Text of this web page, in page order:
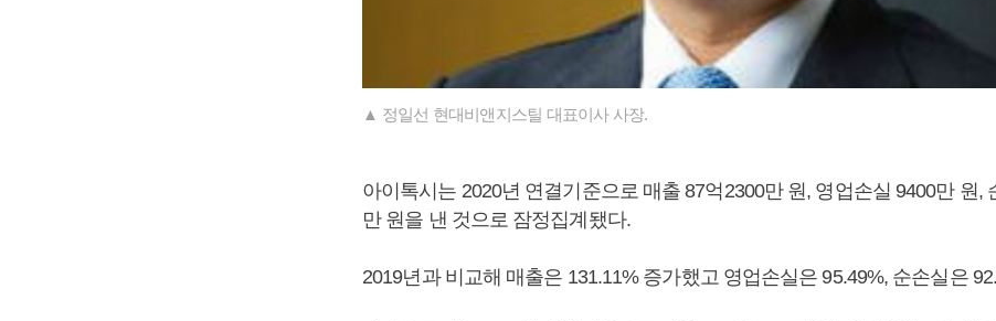
▲ 정일선 현대비앤지스틸 대표이사 사장.
아이톡시는 2020년 연결기준으로 매출 87억2300만 원, 영업손실 9400만 원,
만 원을 낸 것으로 잠정집계됐다.
2019년과 비교해 매출은 131.11% 증가했고 영업손실은 95.49%, 순손실은